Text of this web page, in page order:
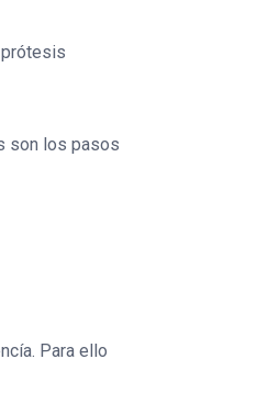
son los pasos
Para ello